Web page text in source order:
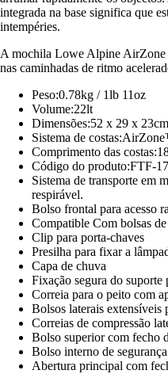
integrada na base significa que
intempéries.
A mochila Lowe Alpine AirZone
nas caminhadas de ritmo
Peso:0.78kg / 1lb 11oz
Volume:22lt
Dimensões:52 x 29 x 23cm
Sistema de
Comprimento das
Código do produto:FTF-17
Sistema de transporte em
respirável.
Bolso frontal para acesso
Compatible Com bolsas
Clip para porta-chaves
Presilha para fixar a
Capa de chuva
Fixação segura do
Correia para o peito com
Bolsos laterais extensíveis
Correias de compressão
Bolso superior com fecho
Bolso interno de
Abertura principal com